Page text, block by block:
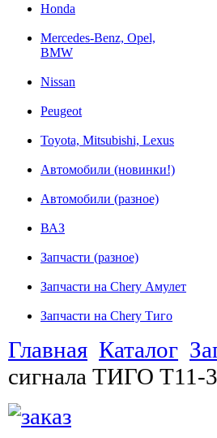
Honda
Mercedes-Benz, Opel,
BMW
Nissan
Peugeot
Toyota, Mitsubishi, Lexus
Автомобили (новинки!)
Автомобили (разное)
ВАЗ
Запчасти (разное)
Запчасти на Chery Амулет
Запчасти на Chery Тиго
Главная Каталог
сигнала ТИГО T11-